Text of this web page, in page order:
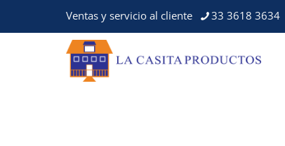
Ventas y servicio al cliente 33 3618 3634